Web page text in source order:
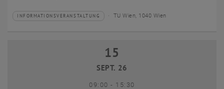
Veranstaltungstyp:
INFORMATIONSVERANSTALTUNG
Veranstaltungsort: TU Wien, 1040 Wien
15 September 2026
15
SEPT. 26
09:00- bis
15:30